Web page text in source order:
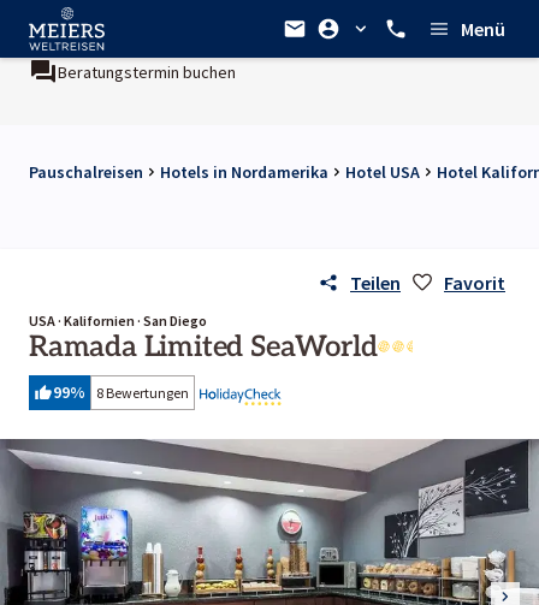
Menü
Beratungstermin buchen
Pauschalreisen Hotels in Nordamerika Hotel USA Hotel
Teilen Favorit
USA · Kalifornien · San Diego
Ramada Limited SeaWorld
99% 8 Bewertungen